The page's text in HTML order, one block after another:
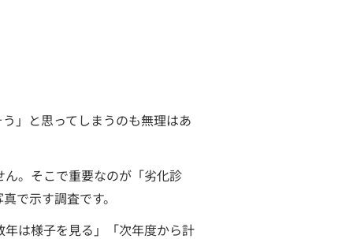
」と思ってしまうのも無理はあ
。そこで重要なのが「劣化診
で示す調査です。
は様子を見る」「次年度から計